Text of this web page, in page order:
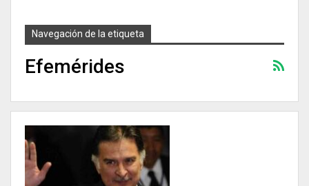
Navegación de la etiqueta
Efemérides